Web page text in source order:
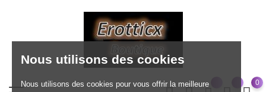
Nous utilisons des cookies
Nous utilisons des cookies pour vous offrir la meilleure
0